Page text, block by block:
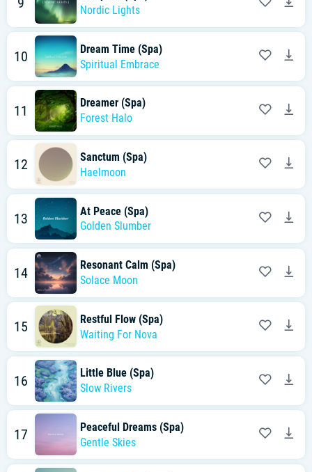
Nordic Lights
10
Dream Time (Spa)
Spiritual Embrace
11
Dreamer (Spa)
Forest Halo
12
Sanctum (Spa)
Haelmoon
13
At Peace (Spa)
Golden Slumber
14
Resonant Calm (Spa)
Solace Moon
15
Restful Flow (Spa)
Waiting For Nova
16
Little Blue (Spa)
Slow Rivers
17
Peaceful Dreams (Spa)
Gentle Skies